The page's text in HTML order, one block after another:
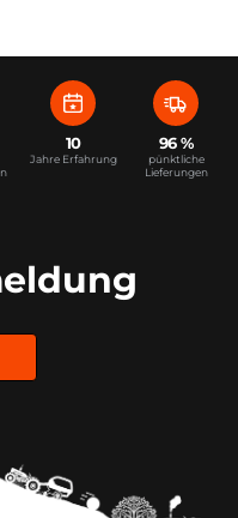
10
Jahre Erfahrung
96 %
pünktliche
Lieferungen